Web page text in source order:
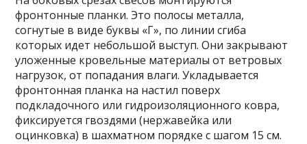
фронтонные планки. Это полосы металла,
согнутые в виде буквы «Г», по линии сгиба
которых идет небольшой выступ. Они закрывают
уложенные кровельные материалы от ветровых
нагрузок, от попадания влаги. Укладывается
фронтонная планка на настил поверх
подкладочного или гидроизоляционного ковра,
фиксируется гвоздями (нержавейка или
оцинковка) в шахматном порядке с шагом 15 см.